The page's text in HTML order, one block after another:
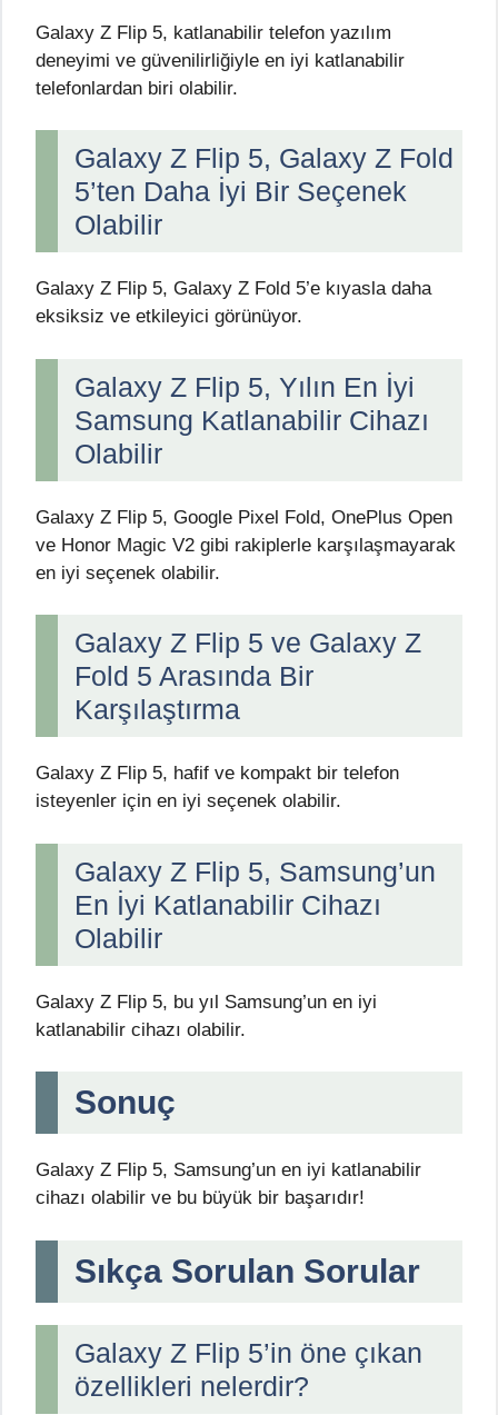
Galaxy Z Flip 5, katlanabilir telefon yazılım
deneyimi ve güvenilirliğiyle en iyi katlanabilir
telefonlardan biri olabilir.
Galaxy Z Flip 5, Galaxy Z Fold
5’ten Daha İyi Bir Seçenek
Olabilir
Galaxy Z Flip 5, Galaxy Z Fold 5’e kıyasla daha
eksiksiz ve etkileyici görünüyor.
Galaxy Z Flip 5, Yılın En İyi
Samsung Katlanabilir Cihazı
Olabilir
Galaxy Z Flip 5, Google Pixel Fold, OnePlus Open
ve Honor Magic V2 gibi rakiplerle karşılaşmayarak
en iyi seçenek olabilir.
Galaxy Z Flip 5 ve Galaxy Z
Fold 5 Arasında Bir
Karşılaştırma
Galaxy Z Flip 5, hafif ve kompakt bir telefon
isteyenler için en iyi seçenek olabilir.
Galaxy Z Flip 5, Samsung’un
En İyi Katlanabilir Cihazı
Olabilir
Galaxy Z Flip 5, bu yıl Samsung’un en iyi
katlanabilir cihazı olabilir.
Sonuç
Galaxy Z Flip 5, Samsung’un en iyi katlanabilir
cihazı olabilir ve bu büyük bir başarıdır!
Sıkça Sorulan Sorular
Galaxy Z Flip 5’in öne çıkan
özellikleri nelerdir?